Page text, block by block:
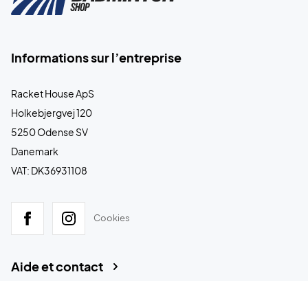
Informations sur l’entreprise
Racket House ApS
Holkebjergvej 120
5250 Odense SV
Danemark
VAT: DK36931108
Cookies
Aide et contact